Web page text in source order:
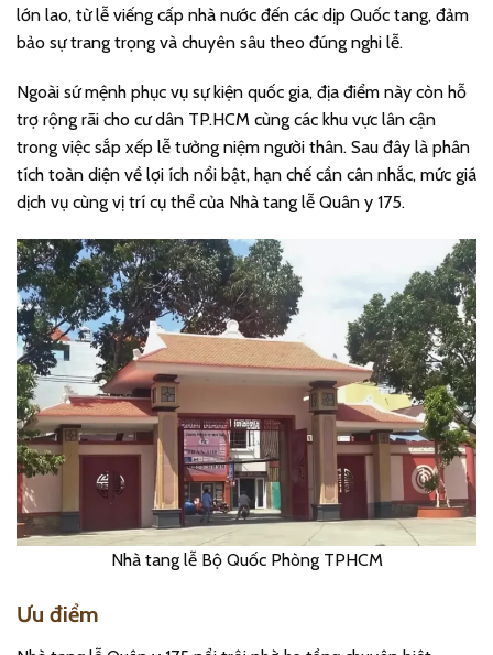
lớn lao, từ lễ viếng cấp nhà nước đến các dịp Quốc tang, đảm
bảo sự trang trọng và chuyên sâu theo đúng nghi lễ.
Ngoài sứ mệnh phục vụ sự kiện quốc gia, địa điểm này còn hỗ
trợ rộng rãi cho cư dân TP.HCM cùng các khu vực lân cận
trong việc sắp xếp lễ tưởng niệm người thân. Sau đây là phân
tích toàn diện về lợi ích nổi bật, hạn chế cần cân nhắc, mức giá
dịch vụ cùng vị trí cụ thể của Nhà tang lễ Quân y 175.
Nhà tang lễ Bộ Quốc Phòng TPHCM
Ưu điểm